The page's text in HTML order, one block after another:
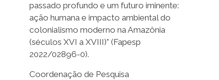
passado profundo e um futuro iminente:
ação humana e impacto ambiental do
colonialismo moderno na Amazônia
(séculos XVI a XVIII)” (Fapesp
2022/02896-0).
Coordenação de Pesquisa